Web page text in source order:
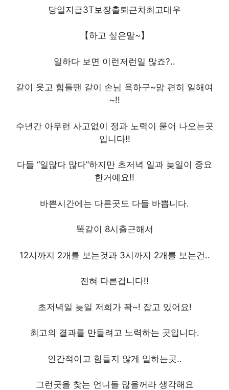
당일지급3T보장출퇴근차최고대우
【하고 싶은말~】
일하다 보면 이런저런일 많죠?..
같이 웃고 힘들땐 같이 손님 욕하구~맘 편히 일해여
~!!
수년간 아무런 사고없이 정과 노력이 묻어 나오는곳
입니다!!
다들 “일많다 많다”하지만 초저녁 일과 늦일이 중요
한거예요!!
바쁜시간에는 다른곳도 다들 바쁩니다.
똑같이 8시출근해서
12시까지 2개를 보는것과 3시까지 2개를 보는건..
전혀 다른겁니다!!
초저녁일 늦일 저희가 꽉~! 잡고 있어요!
최고의 결과를 만들려고 노력하는 곳입니다.
인간적이고 힘들지 않게 일하는곳..
그런곳을 찾는 언니들 많을꺼라 생각해요